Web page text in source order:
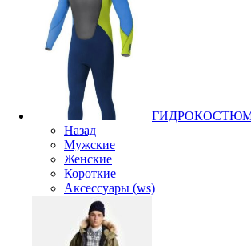
Назад
Мужские
Женские
Короткие
Аксессуары (ws)